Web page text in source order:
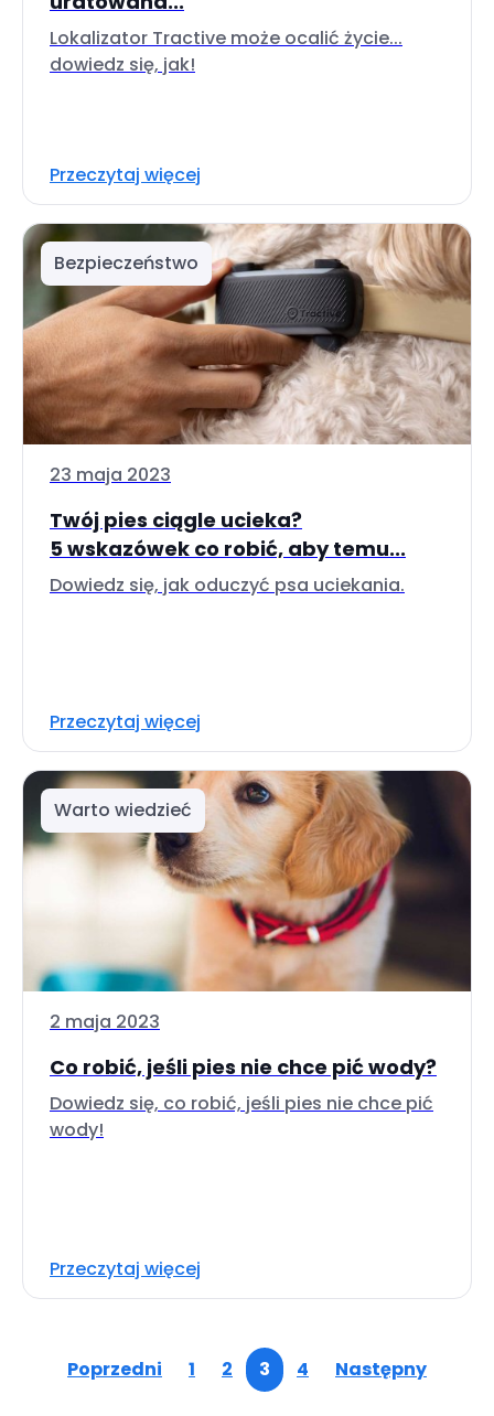
Lokalizator Tractive może ocalić życie...
dowiedz się, jak!
Przeczytaj więcej
Bezpieczeństwo
23 maja 2023
Twój pies ciągle ucieka?
5 wskazówek co robić, aby temu...
Dowiedz się, jak oduczyć psa uciekania.
Przeczytaj więcej
Warto wiedzieć
2 maja 2023
Co robić, jeśli pies nie chce pić wody?
Dowiedz się, co robić, jeśli pies nie chce pić
wody!
Przeczytaj więcej
Poprzedni 1 2 3 4 Następny